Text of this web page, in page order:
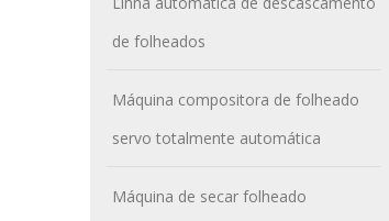
de folheados
Máquina compositora de folheado
servo totalmente automática
Máquina de secar folheado